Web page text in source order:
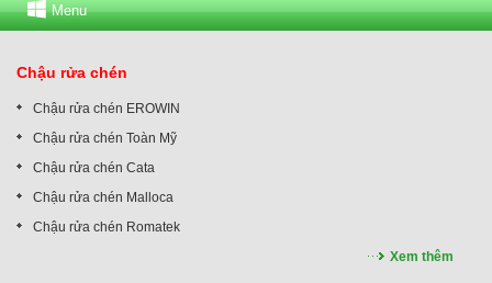
Menu
Chậu rửa chén
Chậu rửa chén EROWIN
Chậu rửa chén Toàn Mỹ
Chậu rửa chén Cata
Chậu rửa chén Malloca
Chậu rửa chén Romatek
Xem thêm